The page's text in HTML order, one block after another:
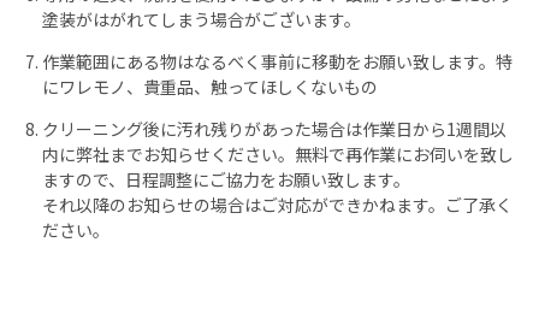
塗装がはがれてしまう場合がございます。
作業範囲にある物はなるべく事前に移動をお願い致します。特
にワレモノ、貴重品、触ってほしくないもの
クリーニング後に汚れ残りがあった場合は作業日から1週間以
内に弊社までお知らせください。無料で再作業にお伺いを致し
ますので、日程調整にご協力をお願い致します。
それ以降のお知らせの場合はご対応ができかねます。ご了承く
ださい。